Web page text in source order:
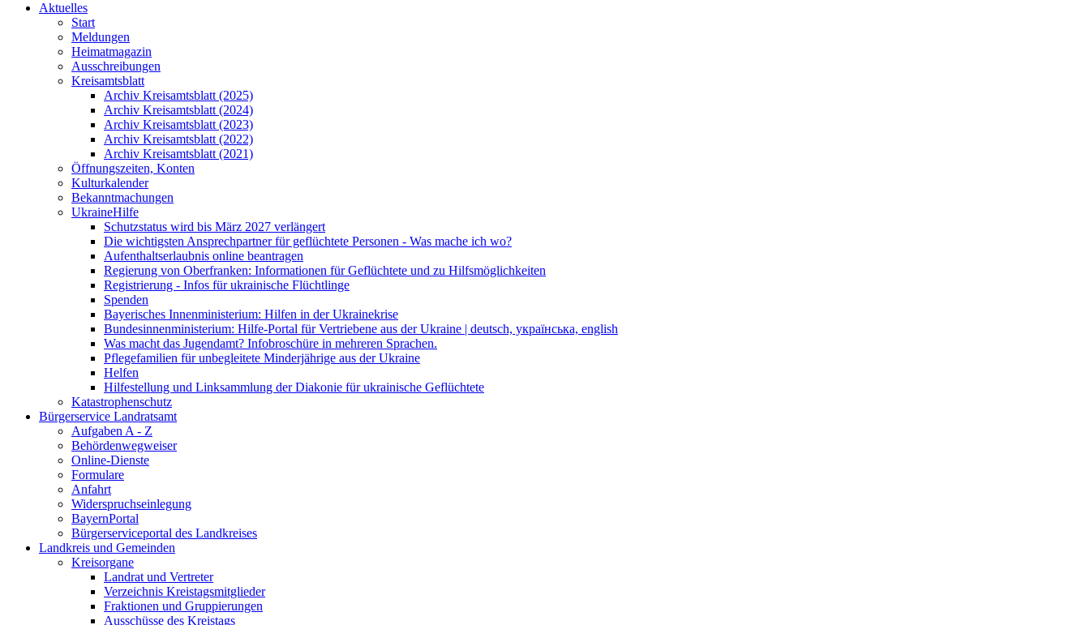
Aktuelles
Start
Meldungen
Heimatmagazin
Ausschreibungen
Kreisamtsblatt
Archiv Kreisamtsblatt (2025)
Archiv Kreisamtsblatt (2024)
Archiv Kreisamtsblatt (2023)
Archiv Kreisamtsblatt (2022)
Archiv Kreisamtsblatt (2021)
Öffnungszeiten, Konten
Kulturkalender
Bekanntmachungen
UkraineHilfe
Schutzstatus wird bis März 2027 verlängert
Die wichtigsten Ansprechpartner für geflüchtete Personen - Was mache ich wo?
Aufenthaltserlaubnis online beantragen
Regierung von Oberfranken: Informationen für Geflüchtete und zu Hilfsmöglichkeiten
Registrierung - Infos für ukrainische Flüchtlinge
Spenden
Bayerisches Innenministerium: Hilfen in der Ukrainekrise
Bundesinnenministerium: Hilfe-Portal für Vertriebene aus der Ukraine | deutsch, українська, english
Was macht das Jugendamt? Infobroschüre in mehreren Sprachen.
Pflegefamilien für unbegleitete Minderjährige aus der Ukraine
Helfen
Hilfestellung und Linksammlung der Diakonie für ukrainische Geflüchtete
Katastrophenschutz
Bürgerservice Landratsamt
Aufgaben A - Z
Behördenwegweiser
Online-Dienste
Formulare
Anfahrt
Widerspruchseinlegung
BayernPortal
Bürgerserviceportal des Landkreises
Landkreis und Gemeinden
Kreisorgane
Landrat und Vertreter
Verzeichnis Kreistagsmitglieder
Fraktionen und Gruppierungen
Ausschüsse des Kreistags